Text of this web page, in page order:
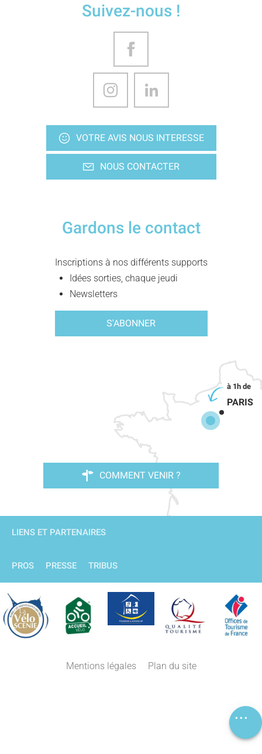
Carte
Suivez-nous !
VOTRE AVIS NOUS INTERESSE
NOUS CONTACTER
Gardons le contact
Inscriptions à nos différents supports
Idées sorties, chaque jeudi
Newsletters
S'ABONNER
PARIS
COMMENT VENIR ?
LIENS ET PARTENAIRES
PROS PRESSE TRIBUS
Mentions légales Plan du site